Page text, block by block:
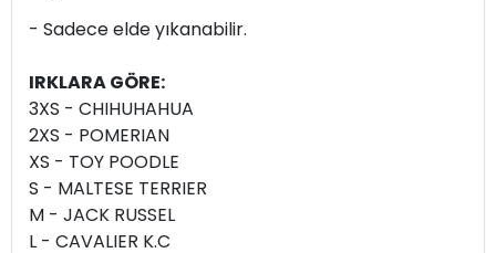
- Sadece elde yıkanabilir.
IRKLARA GÖRE:
3XS - CHIHUHAHUA
2XS - POMERIAN
XS - TOY POODLE
S - MALTESE TERRIER
M - JACK RUSSEL
L - CAVALIER K.C